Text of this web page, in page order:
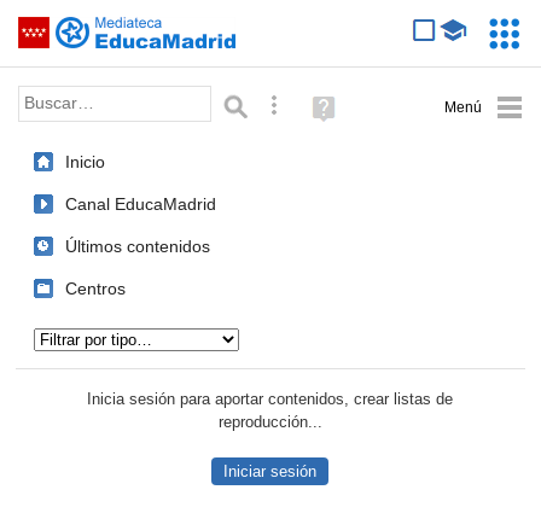
Saltar navegación
Palabra o frase: Búsqueda avanzada
Ayuda
(en
Inicio
Canal EducaMadrid
Últimos contenidos
Centros
Inicia sesión para aportar contenidos, crear listas de
reproducción...
Iniciar sesión